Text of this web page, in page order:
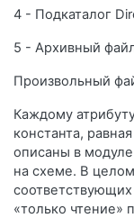
4 - Подкаталог
5 - Архивный
Произвольный
Каждому
константа,
описаны в
на схеме. В
соответствующих
«только чтение»